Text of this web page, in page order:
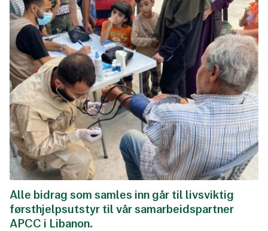
Alle bidrag som samles inn går til livsviktig
førsthjelpsutstyr til vår samarbeidspartner
APCC i Libanon.